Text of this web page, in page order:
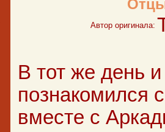
Автор оригинала:
В тот же день
познакомился
вместе с